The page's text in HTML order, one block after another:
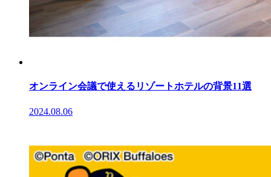
オンライン会議で使えるリゾートホテルの背景11選
2024.08.06